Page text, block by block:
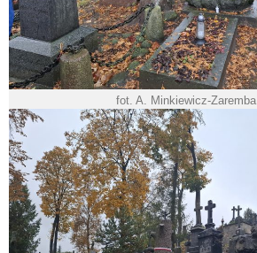
fot. A. Minkiewicz-Zaremba